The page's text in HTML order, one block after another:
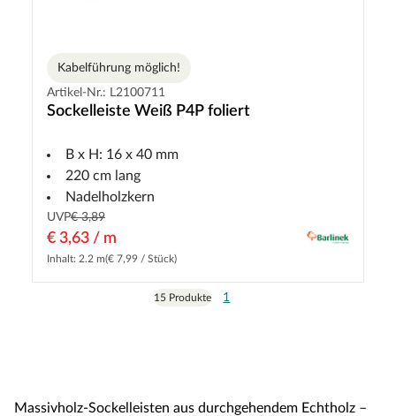
Kabelführung möglich!
Artikel-Nr.: L2100711
Sockelleiste Weiß P4P foliert
B x H: 16 x 40 mm
220 cm lang
Nadelholzkern
UVP€ 3,89
€ 3,63 / m
Inhalt: 2.2 m(€ 7,99 / Stück)
15 Produkte 1
Massivholz-Sockelleisten aus durchgehendem Echtholz –